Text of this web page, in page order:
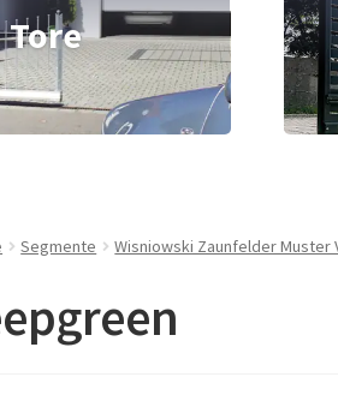
Tore
Segmente Wisniowski Zaunfelder Muster